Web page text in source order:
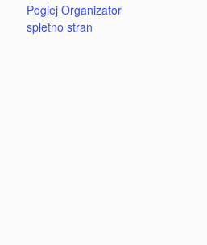
Poglej Organizator
spletno stran